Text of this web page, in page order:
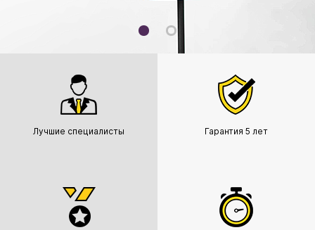
Лучшие специалисты Гарантия 5 лет